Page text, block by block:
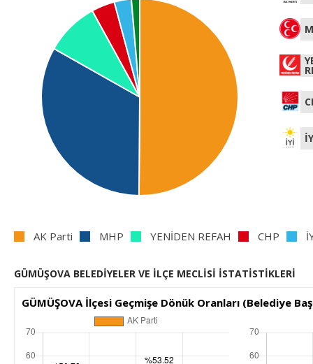
AK Parti MHP YENİDEN REFAH CHP
GÜMÜŞOVA BELEDİYELER VE İLÇE MECLİSİ İSTATİSTİKLERİ
GÜMÜŞOVA İlçesi Geçmişe Dönük Oranları (Belediye